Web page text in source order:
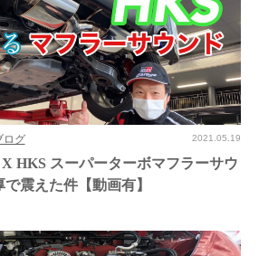
ログ 2021.05.19
HKS スーパーターボマフラーサウ
で震えた件【動画有】